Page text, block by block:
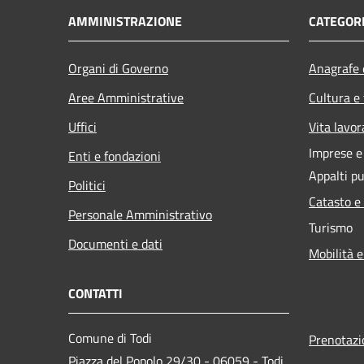
AMMINISTRAZIONE
Organi di Governo
Aree Amministrative
Uffici
Enti e fondazioni
Politici
Personale Amministrativo
Documenti e dati
Cultura
Vita
Imprese
Appalti
Catasto
Turismo
Mobilità
CONTATTI
Comune di Todi